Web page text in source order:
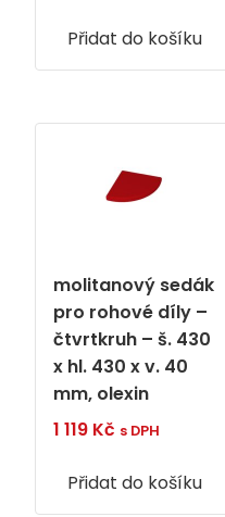
Přidat do košíku
molitanový sedák
pro rohové díly –
čtvrtkruh – š. 430
x hl. 430 x v. 40
mm, olexin
1 119 Kč s DPH
Přidat do košíku